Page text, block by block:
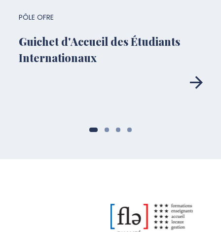
Guichet d'Accueil des Étudiants
Internationaux
PÔLE OFRE